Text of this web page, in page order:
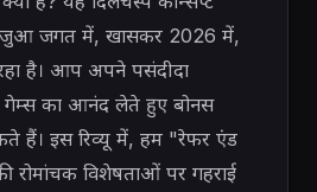
जुआ जगत में, खासकर 2026 में,
रहा है। आप अपने पसंदीदा
गेम्स का आनंद लेते हुए बोनस
हैं। इस रिव्यू में, हम "रेफर एंड
रोमांचक विशेषताओं पर गहराई